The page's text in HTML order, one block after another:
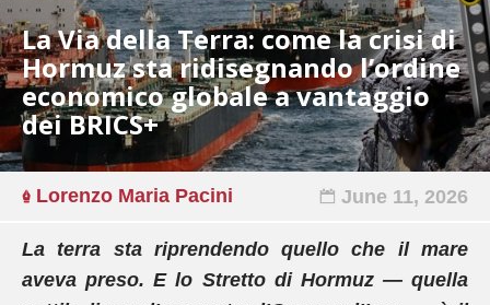
La Via della Terra: come la crisi di
Hormuz sta ridisegnando l’ordine
economico globale a vantaggio
dei BRICS+
Lorenzo Maria Pacini June 11, 2026
La terra sta riprendendo quello che il mare
aveva preso. E lo Stretto di Hormuz — quella